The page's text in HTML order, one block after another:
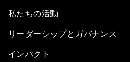
私たちの活動
リーダーシップとガバナンス
インパクト